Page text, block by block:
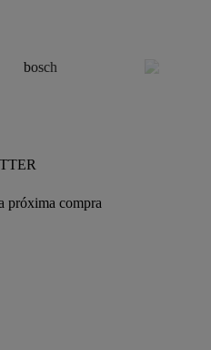
próxima compra